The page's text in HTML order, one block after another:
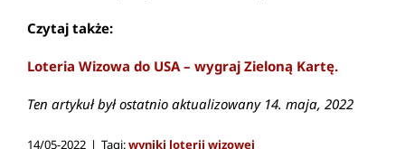
Czytaj także:
Loteria Wizowa do USA – wygraj Zieloną Kartę.
Ten artykuł był ostatnio aktualizowany 14. maja, 2022
14/05-2022 | Tagi:wyniki loterii wizowej